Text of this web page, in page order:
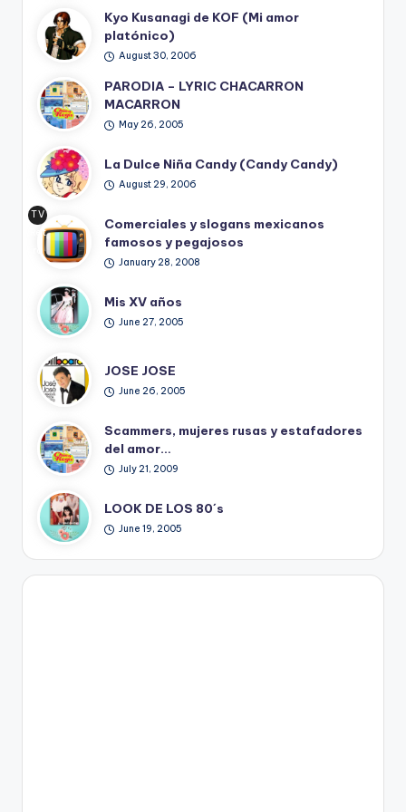
Kyo Kusanagi de KOF (Mi amor
platónico)
August 30, 2006
PARODIA – LYRIC CHACARRON
MACARRON
May 26, 2005
La Dulce Niña Candy (Candy Candy)
August 29, 2006
TV
Ret
ro
Comerciales y slogans mexicanos
famosos y pegajosos
January 28, 2008
Mis XV años
June 27, 2005
JOSE JOSE
June 26, 2005
Scammers, mujeres rusas y estafadores
del amor…
July 21, 2009
LOOK DE LOS 80´s
June 19, 2005